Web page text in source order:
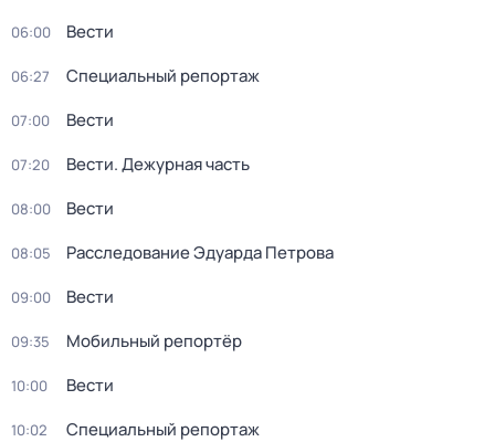
06:00 Вести
06:27 Специальный репортаж
07:00 Вести
07:20 Вести. Дежурная часть
08:00 Вести
08:05 Расследование Эдуарда Петрова
09:00 Вести
09:35 Мобильный репортёр
10:00 Вести
10:02 Специальный репортаж